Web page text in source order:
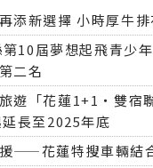
添新選擇 小時厚牛
10屆夢想起飛青少
二名
遊「花蓮1+1‧雙宿
長至2025年底
——花蓮特搜車輛結